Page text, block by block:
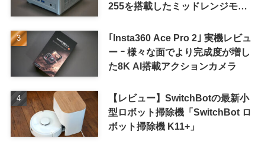
255を搭載したミッドレンジモデ
｢Insta360 Ace Pro 2｣ 実機レビュ
ー ｰ 様々な面でより完成度が増し
た8K AI搭載アクションカメラ
【レビュー】SwitchBotの最新小
型ロボット掃除機「SwitchBot ロ
ボット掃除機 K11+」